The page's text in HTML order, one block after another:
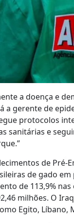
a doença e
a gerente de
protocolos
sanitárias e
de Pré-
de gado
de 113,9%
milhões. O
Egito, Líbano,